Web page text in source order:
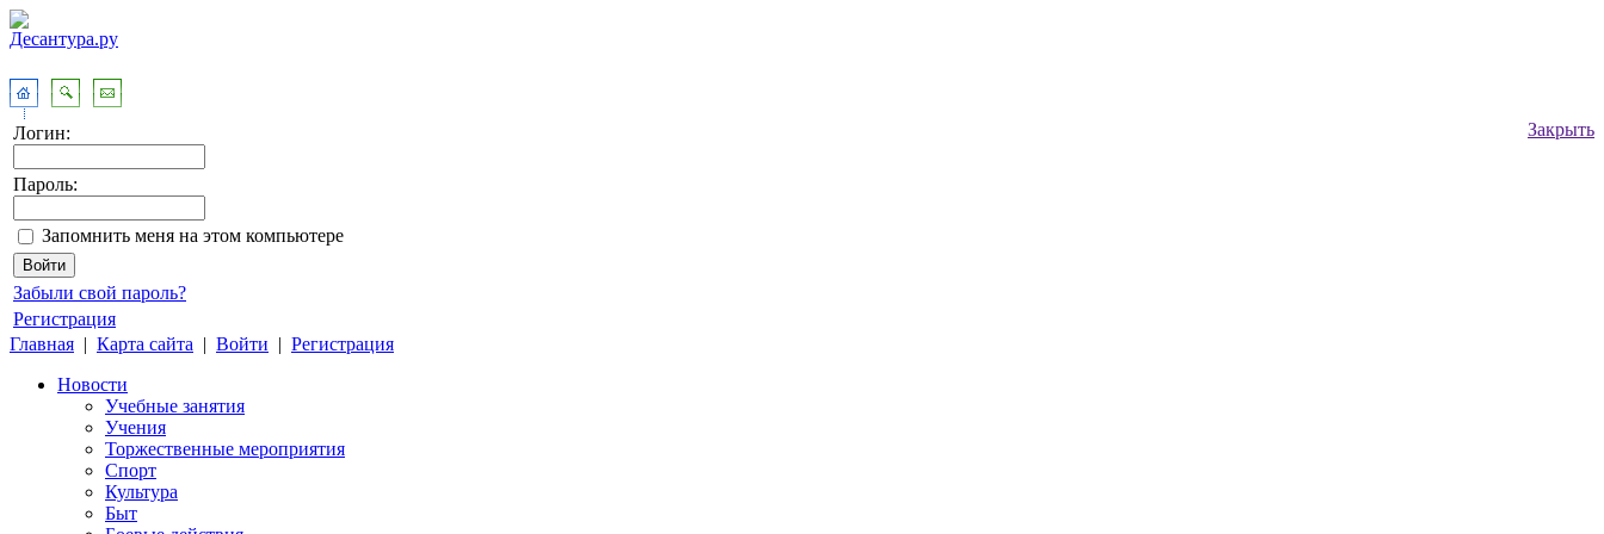
Закрыть
Логин:
Пароль:
Запомнить меня на этом компьютере
Забыли свой пароль?
Регистрация
Главная | Карта сайта | Войти | Регистрация
Новости
Учебные занятия
Учения
Торжественные мероприятия
Спорт
Культура
Быт